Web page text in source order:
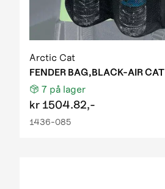
Arctic Cat
FENDER BAG,BLACK-AIR CAT
7 på lager
kr 1504.82,-
1436-085